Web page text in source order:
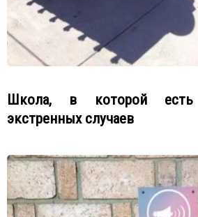
Школа, в которой
экстренных случаев